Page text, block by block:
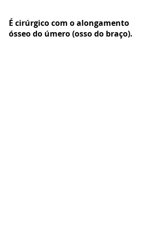
É cirúrgico com o alongamento
ósseo do úmero (osso do braço).